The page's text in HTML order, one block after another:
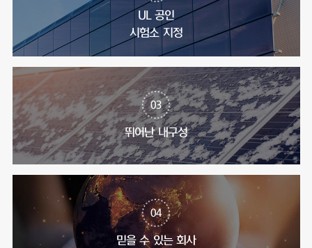
UL 공인
시험소 지정
03
뛰어난 내구성
04
믿을 수 있는 회사